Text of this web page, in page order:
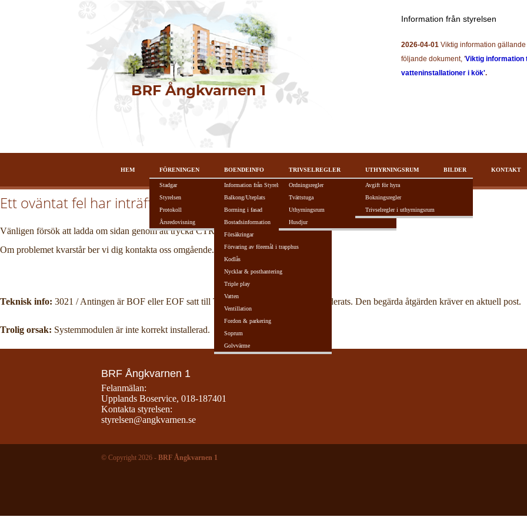
Information från styrelsen
2026-04-01 Viktig information
följande dokument, 'Viktig information
vatteninstallationer i kök'.
HEM FÖRENINGEN
Stadgar
Styrelsen
Protokoll
Årsredovisning
BOENDEINFO
Information från Styrelsen
Balkong/Uteplats
Borrning i fasad
Bostadsinformation
Försäkringar
Förvaring av föremål i trapphus
Kodlås
Nycklar & posthantering
Triple play
Vatten
Ventillation
Fordon & parkering
Soprum
Golvvärme
TRIVSELREGLER
Ordningsregler
Tvättstuga
Uthyrningsrum
Husdjur
UTHYRNINGSRUM
Avgift för hyra
Bokningsregler
Trivselregler i uthyrningsrum
BILDER KONTAKT
Ett oväntat fel har inträffat!
Vänligen försök att ladda om sidan genom att trycka CTRL + R alternativt F5-tangenten.
Om problemet kvarstår ber vi dig kontakta oss omgående.
Teknisk info: 3021 / Antingen är BOF eller EOF satt till True, eller så har aktuell post raderats. Den begärda åtgärden kräver en aktuell post.
Trolig orsak: Systemmodulen är inte korrekt installerad.
BRF Ångkvarnen 1
Felanmälan:
Upplands Boservice, 018-187401
Kontakta styrelsen:
styrelsen@angkvarnen.se
© Copyright 2026 - BRF Ångkvarnen 1